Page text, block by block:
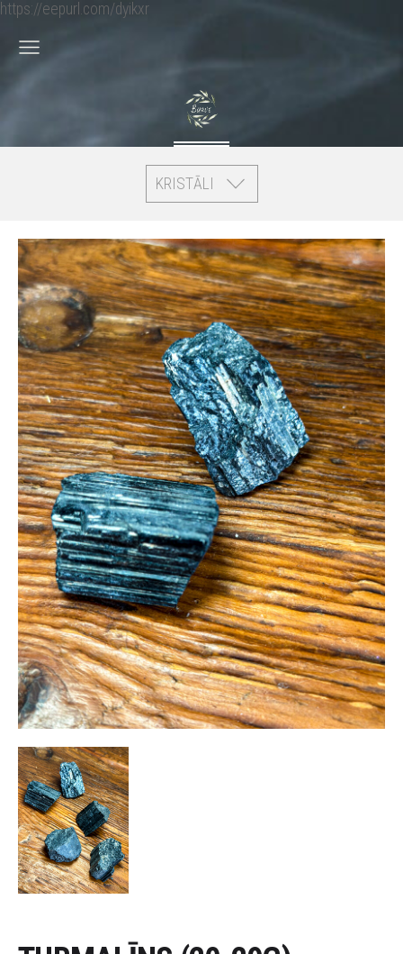
https://eepurl.com/dyikxr
KRISTĀLI